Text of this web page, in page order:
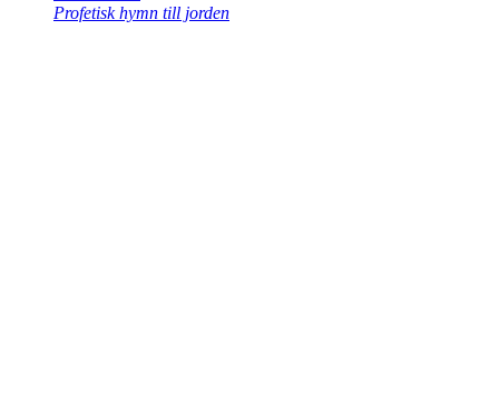
Profetisk hymn till jorden